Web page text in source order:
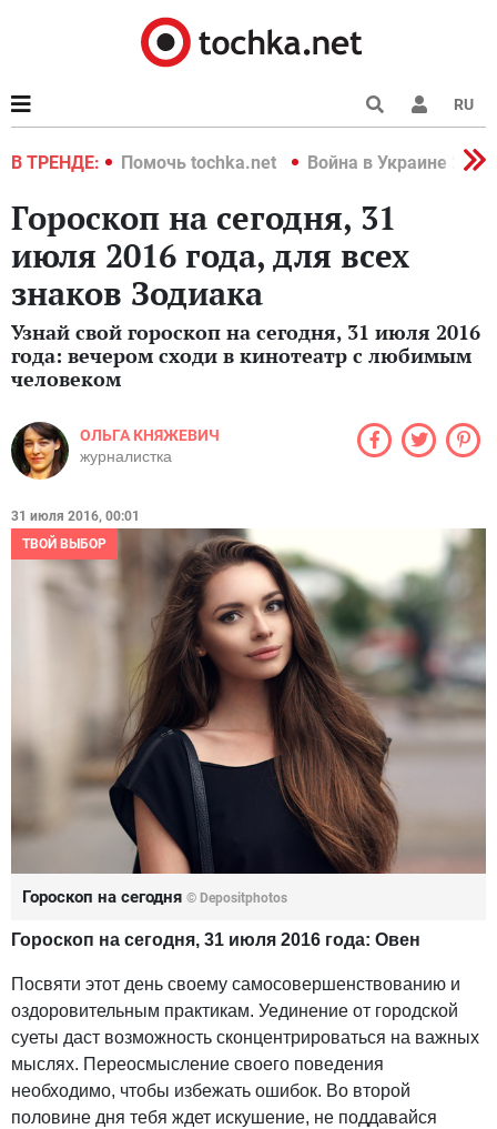
RU
В ТРЕНДЕ:
2022 Помочь tochka.net Война в Украине 2022
Гороскоп на сегодня, 31
июля 2016 года, для всех
знаков Зодиака
Узнай свой гороскоп на сегодня, 31 июля 2016
года: вечером сходи в кинотеатр с любимым
человеком
ОЛЬГА КНЯЖЕВИЧ
журналистка
31 июля 2016, 00:01
ТВОЙ ВЫБОР
Гороскоп на сегодня © Depositphotos
Гороскоп на сегодня, 31 июля 2016 года: Овен
Посвяти этот день своему самосовершенствованию и
оздоровительным практикам. Уединение от городской
суеты даст возможность сконцентрироваться на важных
мыслях. Переосмысление своего поведения
необходимо, чтобы избежать ошибок. Во второй
половине дня тебя ждет искушение, не поддавайся